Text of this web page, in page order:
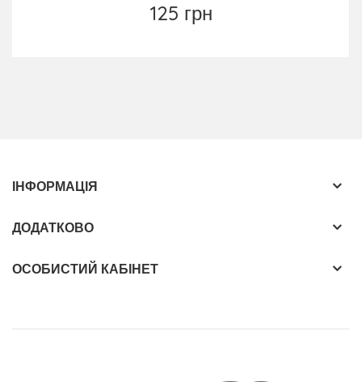
125 грн
ІНФОРМАЦІЯ
ДОДАТКОВО
ОСОБИСТИЙ КАБІНЕТ